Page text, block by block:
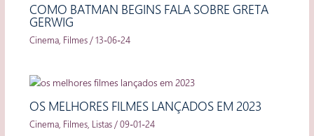
COMO BATMAN BEGINS FALA SOBRE GRETA
GERWIG
Cinema, Filmes/13-06-24
OS MELHORES FILMES LANÇADOS EM 2023
Cinema, Filmes, Listas/09-01-24